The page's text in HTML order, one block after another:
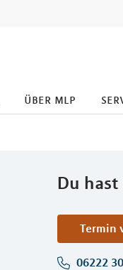
über mlp
Du hast
06222